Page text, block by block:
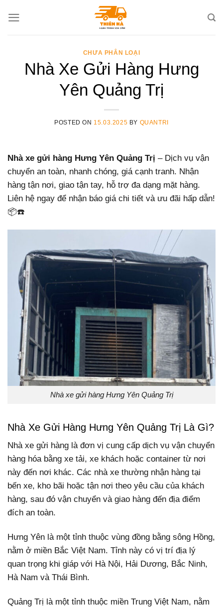
CHƯA PHÂN LOẠI
Nhà Xe Gửi Hàng Hưng
Yên Quảng Trị
POSTED ON 15.03.2025 BY QUANTRI
Nhà xe gửi hàng Hưng Yên Quảng Trị – Dịch vụ vận
chuyển an toàn, nhanh chóng, giá cạnh tranh. Nhận
hàng tận nơi, giao tận tay, hỗ trợ đa dạng mặt hàng.
Liên hệ ngay để nhận báo giá chi tiết và ưu đãi hấp dẫn!
📦☎️
Nhà xe gửi hàng Hưng Yên Quảng Trị
Nhà Xe Gửi Hàng Hưng Yên Quảng Trị Là Gì?
Nhà xe gửi hàng là đơn vị cung cấp dịch vụ vận chuyển
hàng hóa bằng xe tải, xe khách hoặc container từ nơi
này đến nơi khác. Các nhà xe thường nhận hàng tại
bến xe, kho bãi hoặc tận nơi theo yêu cầu của khách
hàng, sau đó vận chuyển và giao hàng đến địa điểm
đích an toàn.
Hưng Yên là một tỉnh thuộc vùng đồng bằng sông Hồng,
nằm ở miền Bắc Việt Nam. Tỉnh này có vị trí địa lý
quan trọng khi giáp với Hà Nội, Hải Dương, Bắc Ninh,
Hà Nam và Thái Bình.
Quảng Trị là một tỉnh thuộc miền Trung Việt Nam, nằm